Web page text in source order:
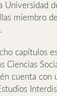
Universidad
miembro
capítulos
Ciencias
cuenta con